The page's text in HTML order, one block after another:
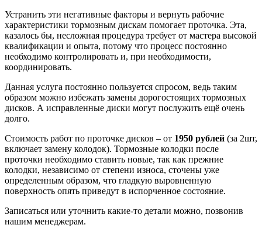
Устранить эти негативные факторы и вернуть рабочие
характеристики тормозным дискам помогает проточка. Эта,
казалось бы, несложная процедура требует от мастера высокой
квалификации и опыта, потому что процесс постоянно
необходимо контролировать и, при необходимости,
координировать.
Данная услуга постоянно пользуется спросом, ведь таким
образом можно избежать замены дорогостоящих тормозных
дисков. А исправленные диски могут послужить ещё очень
долго.
Стоимость работ по проточке дисков – от 1950 рублей (за 2шт,
включает замену колодок). Тормозные колодки после
проточки необходимо ставить новые, так как прежние
колодки, независимо от степени износа, сточены уже
определенным образом, что гладкую выровненную
поверхность опять приведут в испорченное состояние.
Записаться или уточнить какие-то детали можно, позвонив
нашим менеджерам.